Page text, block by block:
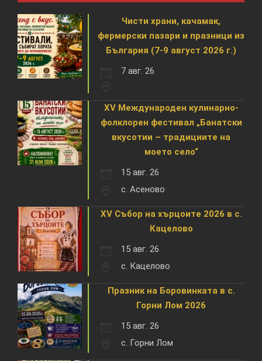
Чисти храни, качамак,
фермерски пазари и празници из
България (7-9 август 2026 г.)
7 авг. 26
XV Международен кулинарно-
фолклорен фестивал „Банатски
вкусотии – традициите на
моето село“
15 авг. 26
с. Асеново
XV Събор на хърцоите 2026 в с.
Кацелово
15 авг. 26
с. Кацелово
Празник на Боровинката в с.
Горни Лом 2026
15 авг. 26
с. Горни Лом